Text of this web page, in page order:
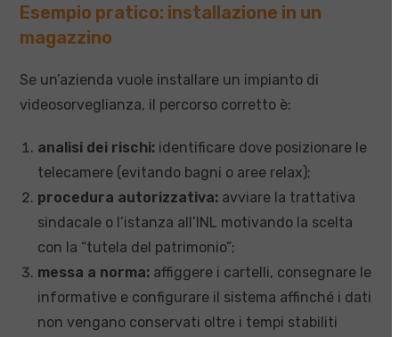
Esempio pratico: installazione in un
magazzino
Se un’azienda vuole installare un impianto di
videosorveglianza, il percorso corretto è:
analisi dei rischi: identificare dove posizionare le
telecamere (evitando bagni o aree relax);
procedura autorizzativa: avviare la trattativa
sindacale o l’istanza all’INL motivando la scelta
con la “tutela del patrimonio”;
messa a norma: affiggere i cartelli, consegnare le
informative e configurare il sistema affinché i dati
non vengano conservati oltre i tempi stabiliti